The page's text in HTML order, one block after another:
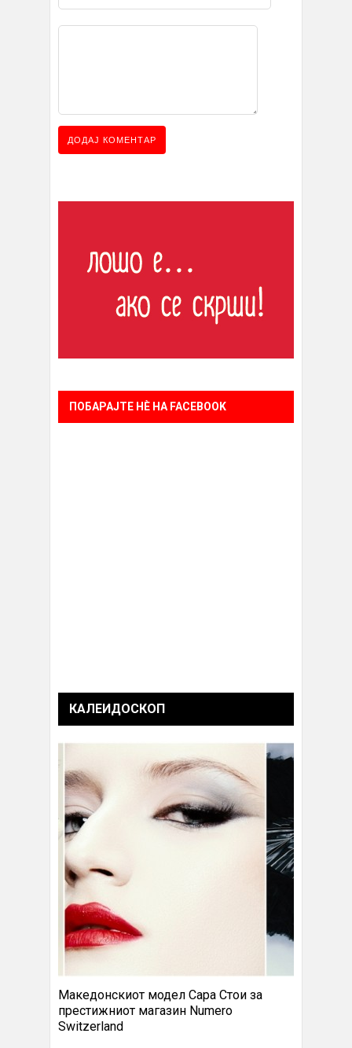
ПОБАРАЈТЕ НÈ НА FACEBOOK
КАЛЕИДОСКОП
Македонскиот модел Сара Стои за
престижниот магазин Numero
Switzerland